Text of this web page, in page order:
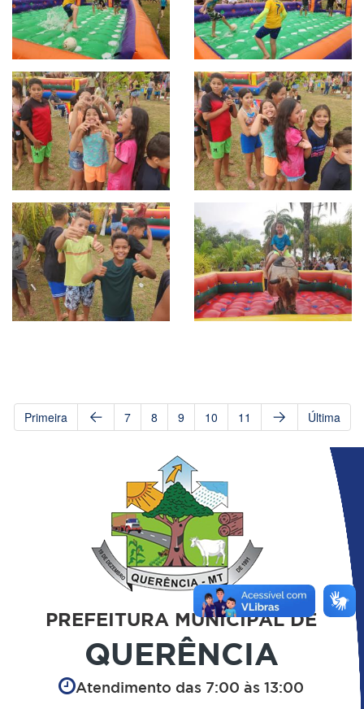
Primeira 7 8 9 10 11 Última
PREFEITURA MUNICIPAL DE
QUERÊNCIA
Atendimento das 7:00 às 13:00